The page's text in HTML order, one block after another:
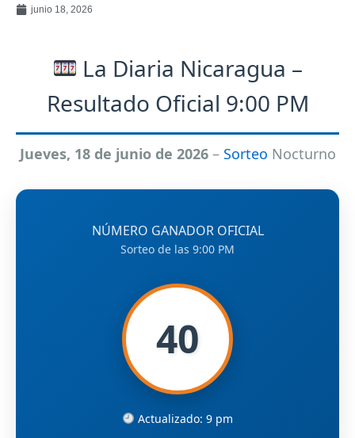
junio 18, 2026
La Diaria Nicaragua –
Resultado Oficial 9:00 PM
Jueves, 18 de junio de 2026– Sorteo Nocturno
NÚMERO GANADOR OFICIAL
Sorteo de las 9:00 PM
40
Actualizado: 9 pm